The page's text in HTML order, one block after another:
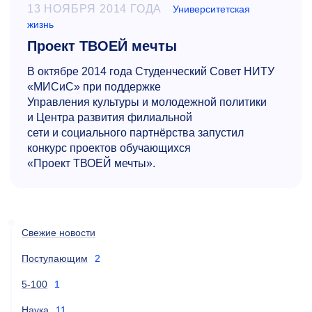
13 НОЯБРЯ 2014 ГОДА
Университетская
жизнь
Проект ТВОЕЙ мечты
В октябре 2014 года Студенческий Совет НИТУ
«МИСиС» при поддержке
Управления культуры и молодежной политики
и Центра развития филиальной
сети и социального партнёрства запустил
конкурс проектов обучающихся
«Проект ТВОЕЙ мечты».
Свежие новости
Поступающим 2
5-100 1